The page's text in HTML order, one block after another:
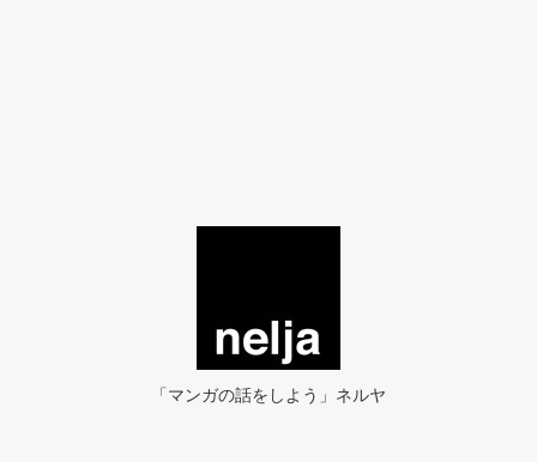
「マンガの話をしよう」ネルヤ